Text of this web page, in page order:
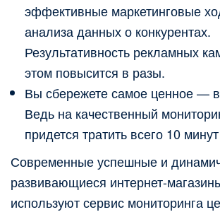
эффективные маркетинговые
анализа данных о конкурентах.
Результативность рекламных
этом повысится в разы.
Вы сбережете самое ценное —
Ведь на качественный
придется тратить всего 10
Современные успешные и
развивающиеся интернет-
используют сервис мониторинга